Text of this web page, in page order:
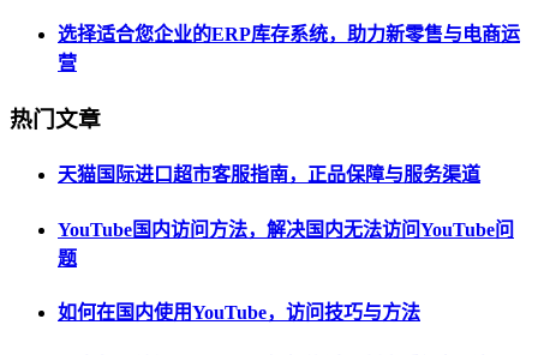
选择适合您企业的ERP库存系统，助力新零售与电商运
营
热门文章
天猫国际进口超市客服指南，正品保障与服务渠道
YouTube国内访问方法，解决国内无法访问YouTube问
题
如何在国内使用YouTube，访问技巧与方法